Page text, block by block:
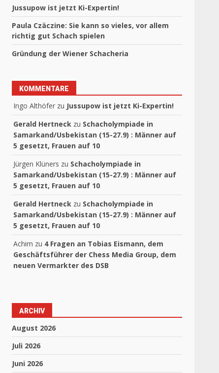
Jussupow ist jetzt Ki-Expertin!
Paula Czäczine: Sie kann so vieles, vor allem
richtig gut Schach spielen
Gründung der Wiener Schacheria
KOMMENTARE
Ingo Althöfer zu Jussupow ist jetzt Ki-Expertin!
Gerald Hertneck zu Schacholympiade in
Samarkand/Usbekistan (15-27.9) : Männer auf
5 gesetzt, Frauen auf 10
Jürgen Klüners zu Schacholympiade in
Samarkand/Usbekistan (15-27.9) : Männer auf
5 gesetzt, Frauen auf 10
Gerald Hertneck zu Schacholympiade in
Samarkand/Usbekistan (15-27.9) : Männer auf
5 gesetzt, Frauen auf 10
Achim zu 4 Fragen an Tobias Eismann, dem
Geschäftsführer der Chess Media Group, dem
neuen Vermarkter des DSB
ARCHIV
August 2026
Juli 2026
Juni 2026